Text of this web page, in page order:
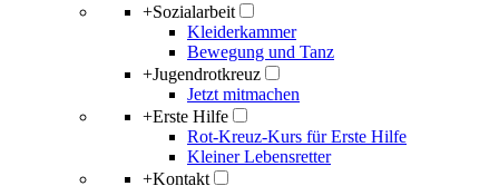
+Sozialarbeit
Kleiderkammer
Bewegung und Tanz
+Jugendrotkreuz
Jetzt mitmachen
+Erste Hilfe
Rot-Kreuz-Kurs für Erste Hilfe
Kleiner Lebensretter
+Kontakt